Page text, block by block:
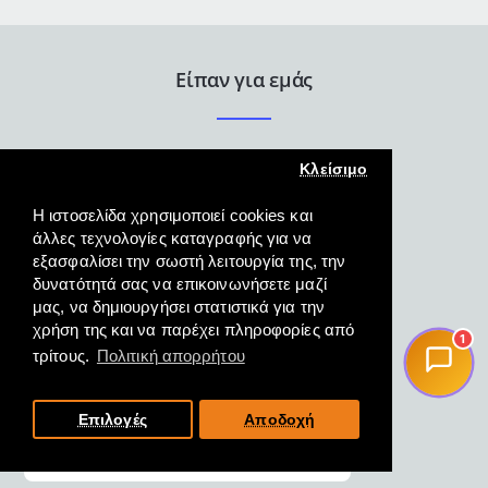
Η ιστοσελίδα χρησιμοποιεί cookies και
άλλες τεχνολογίες καταγραφής για να
εξασφαλίσει την σωστή λειτουργία της, την
δυνατότητά σας να επικοινωνήσετε μαζί
μας, να δημιουργήσει στατιστικά για την
χρήση της και να παρέχει πληροφορίες από
τρίτους. Πολιτική απορρήτου
Κλείσιμο
Επιλογές Αποδοχή
Είπαν για εμάς
Άψογη εξυπηρέτηση γρήγορη
και κατατοπιστική και η
παραλαβή του προϊόντος
άμεση.
19/10/2022
1